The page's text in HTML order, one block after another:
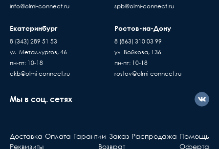
info@olmi-connect.ru
spb@olmi-connect.ru
Екатеринбург
8 (343) 289 51 53
ул. Металлургов, 46
пн-пт: 10-18
ekb@olmi-connect.ru
Ростов-на-Дону
8 (863) 310 03 99
ул. Войкова, 136
пн-пт: 10-18
rostov@olmi-connect.ru
Мы в соц. сетях
Доставка Оплата Гарантии Заказ Распродажа Помощь
Реквизиты
Возврат Оферта